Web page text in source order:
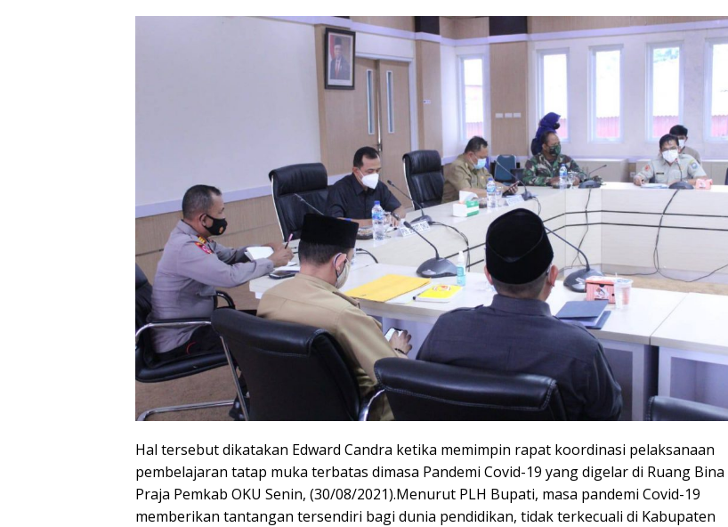
Hal tersebut dikatakan Edward Candra ketika memimpin rapat koordinasi pelaksanaan
pembelajaran tatap muka terbatas dimasa Pandemi Covid-19 yang digelar di Ruang Bina
Praja Pemkab OKU Senin, (30/08/2021).Menurut PLH Bupati, masa pandemi Covid-19
memberikan tantangan tersendiri bagi dunia pendidikan, tidak terkecuali di Kabupaten